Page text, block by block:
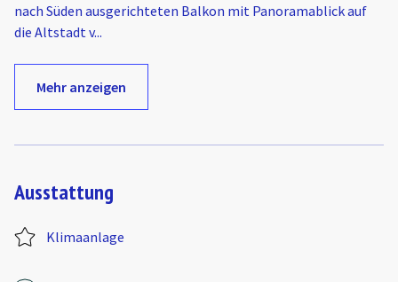
nach Süden ausgerichteten Balkon mit Panoramablick auf
die Altstadt v...
Mehr anzeigen
Ausstattung
Klimaanlage